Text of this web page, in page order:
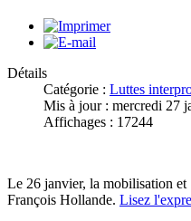
Détails
Catégorie : Luttes
Mis à jour : mercredi 27
Affichages : 17244
Le 26 janvier, la mobilisation et
François Hollande. Lisez